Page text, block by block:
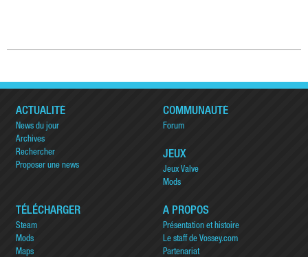
ACTUALITÉ
News du jour
Archives
Rechercher
Proposer une news
COMMUNAUTÉ
Forum
JEUX
Jeux Valve
Mods
TÉLÉCHARGER
Steam
Mods
Maps
A PROPOS
Présentation et histoire
Le staff de Vossey.com
Partenariat